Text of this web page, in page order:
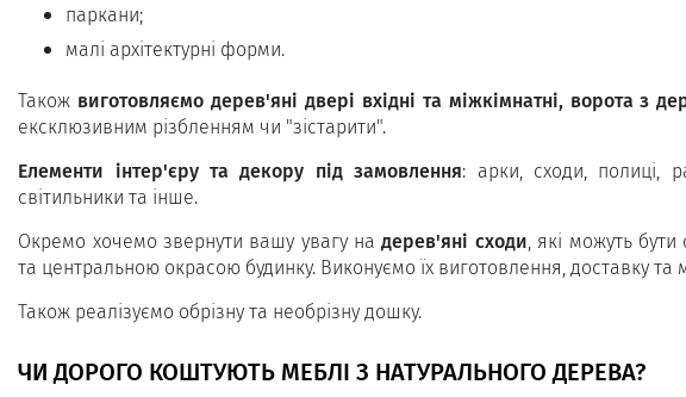
паркани;
малі архітектурні форми.
Також виготовляємо дерев'яні двері вхідні та міжкімнатні, ворота з
ексклюзивним різбленням чи "зістарити".
Елементи інтер'єру та декору під замовлення: арки, сходи, полиці,
світильники та інше.
Окремо хочемо звернути вашу увагу надерев'яні сходи, які можуть
та центральною окрасою будинку. Виконуємо їх виготовлення, доставку та
Також реалізуємо обрізну та необрізну дошку.
ЧИ ДОРОГО КОШТУЮТЬ МЕБЛІ З НАТУРАЛЬНОГО ДЕРЕВА?